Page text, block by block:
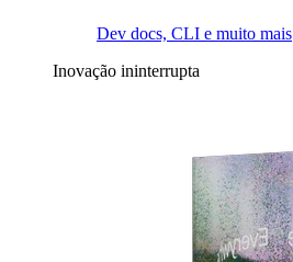
Dev docs, CLI e muito mais
Inovação ininterrupta